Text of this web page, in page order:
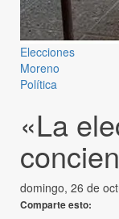
Elecciones
Moreno
Política
«La
domingo, 26 de
Comparte esto: